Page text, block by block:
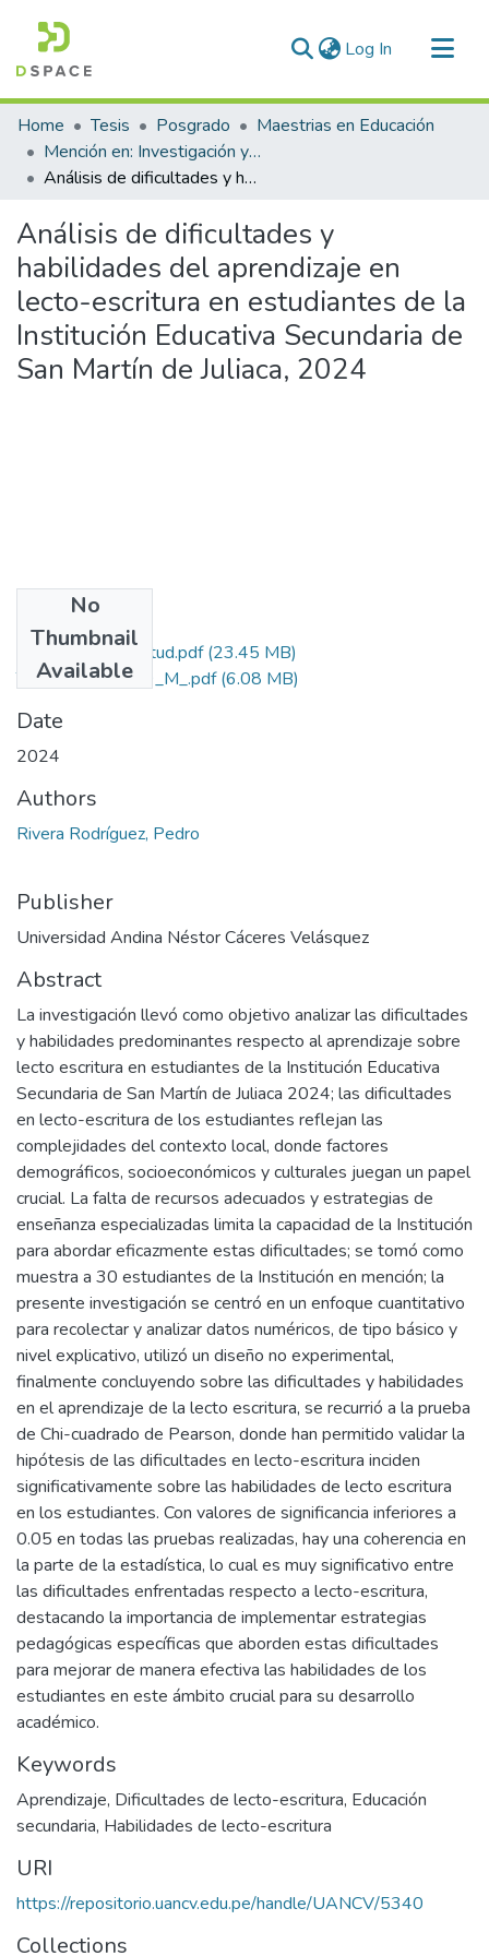
Log In (current)
Communities & Collections
All of DSpace
Statistics
Home Tesis Posgrado
Maestrias en Educación
Mención en: Investigación y Docencia en Educación Superior
Análisis de dificultades y habilidades del aprendizaje en lecto-escritura en estudiantes de la Institución Educativa Secundaria de San Martín de Juliaca, 2024
Análisis de dificultades y
habilidades del aprendizaje en
lecto-escritura en estudiantes de la
Institución Educativa Secundaria de
San Martín de Juliaca, 2024
No
Thumbnail
Available
Grado de Similitud.pdf(23.45 MB)
T036_02165129_M_.pdf(6.08 MB)
Date
2024
Authors
Rivera Rodríguez, Pedro
Publisher
Universidad Andina Néstor Cáceres Velásquez
Abstract
La investigación llevó como objetivo analizar las dificultades
y habilidades predominantes respecto al aprendizaje sobre
lecto escritura en estudiantes de la Institución Educativa
Secundaria de San Martín de Juliaca 2024; las dificultades
en lecto-escritura de los estudiantes reflejan las
complejidades del contexto local, donde factores
demográficos, socioeconómicos y culturales juegan un papel
crucial. La falta de recursos adecuados y estrategias de
enseñanza especializadas limita la capacidad de la Institución
para abordar eficazmente estas dificultades; se tomó como
muestra a 30 estudiantes de la Institución en mención; la
presente investigación se centró en un enfoque cuantitativo
para recolectar y analizar datos numéricos, de tipo básico y
nivel explicativo, utilizó un diseño no experimental,
finalmente concluyendo sobre las dificultades y habilidades
en el aprendizaje de la lecto escritura, se recurrió a la prueba
de Chi-cuadrado de Pearson, donde han permitido validar la
hipótesis de las dificultades en lecto-escritura inciden
significativamente sobre las habilidades de lecto escritura
en los estudiantes. Con valores de significancia inferiores a
0.05 en todas las pruebas realizadas, hay una coherencia en
la parte de la estadística, lo cual es muy significativo entre
las dificultades enfrentadas respecto a lecto-escritura,
destacando la importancia de implementar estrategias
pedagógicas específicas que aborden estas dificultades
para mejorar de manera efectiva las habilidades de los
estudiantes en este ámbito crucial para su desarrollo
académico.
Keywords
Aprendizaje, Dificultades de lecto-escritura, Educación
secundaria, Habilidades de lecto-escritura
URI
https://repositorio.uancv.edu.pe/handle/UANCV/5340
Collections